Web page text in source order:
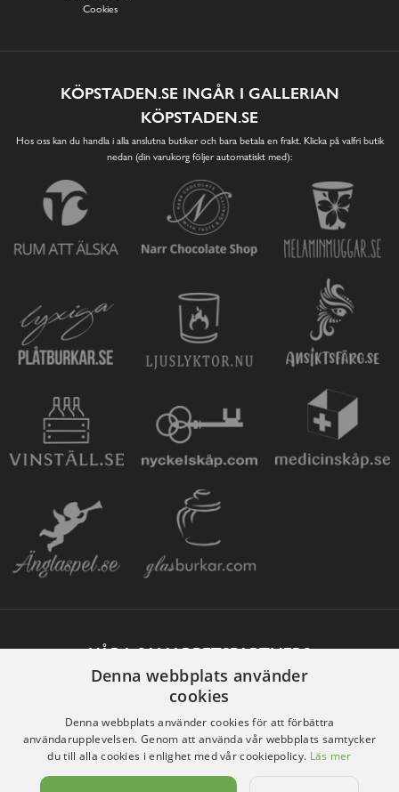
Cookies
KÖPSTADEN.SE INGÅR I GALLERIAN
KÖPSTADEN.SE
Hos oss kan du handla i alla anslutna butiker och bara betala en frakt. Klicka på valfri butik
nedan (din varukorg följer automatiskt med):
VÅRA SAMARBETSPARTNERS
Denna webbplats använder
cookies
Denna webbplats använder cookies för att förbättra
användarupplevelsen. Genom att använda vår webbplats samtycker
du till alla cookies i enlighet med vår cookiepolicy. Läs mer